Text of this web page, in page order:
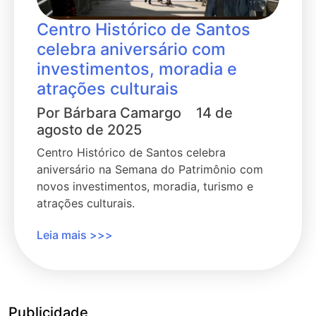
Centro Histórico de Santos
celebra aniversário com
investimentos, moradia e
atrações culturais
Por Bárbara Camargo
14 de
agosto de 2025
Centro Histórico de Santos celebra
aniversário na Semana do Patrimônio com
novos investimentos, moradia, turismo e
atrações culturais.
Leia mais >>>
Publicidade